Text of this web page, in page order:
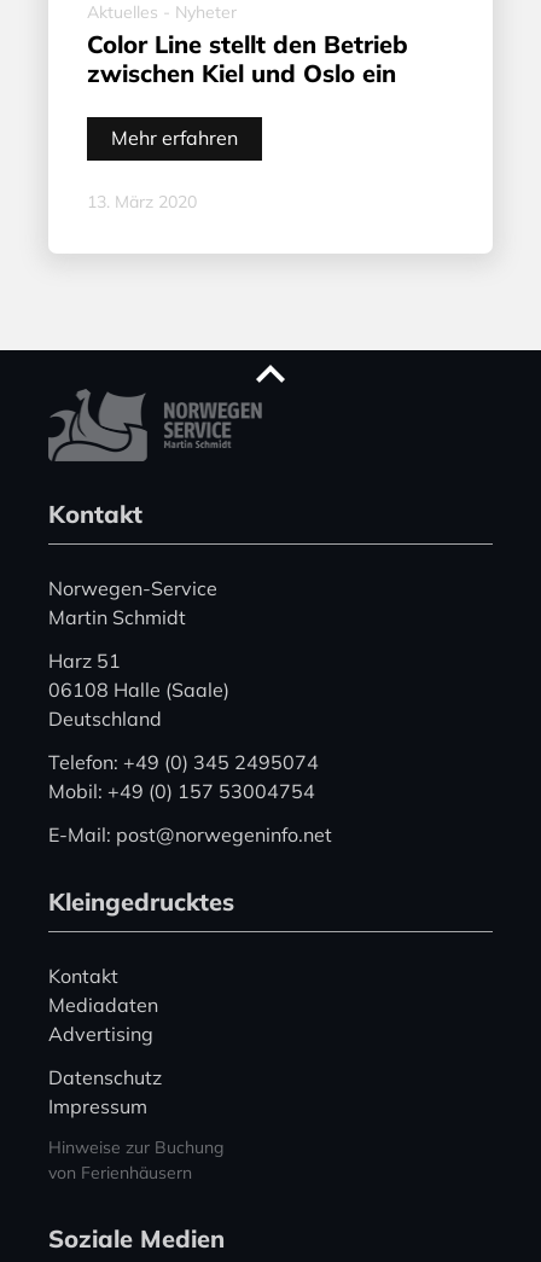
Aktuelles - Nyheter
Color Line stellt den Betrieb
zwischen Kiel und Oslo ein
Mehr erfahren
13. März 2020
Kontakt
Norwegen-Service
Martin Schmidt
Harz 51
06108 Halle (Saale)
Deutschland
Telefon: +49 (0) 345 2495074
Mobil: +49 (0) 157 53004754
E-Mail: post@norwegeninfo.net
Kleingedrucktes
Kontakt
Mediadaten
Advertising
Datenschutz
Impressum
Hinweise zur Buchung
von Ferienhäusern
Soziale Medien